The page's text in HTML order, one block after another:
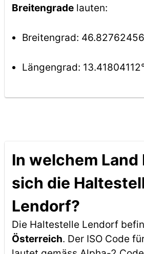
Breitengradelauten:
Breitengrad:
Längengrad:
In welchem
sich die
Lendorf?
Die Haltestelle Lendorf
Österreich. Der ISO Code